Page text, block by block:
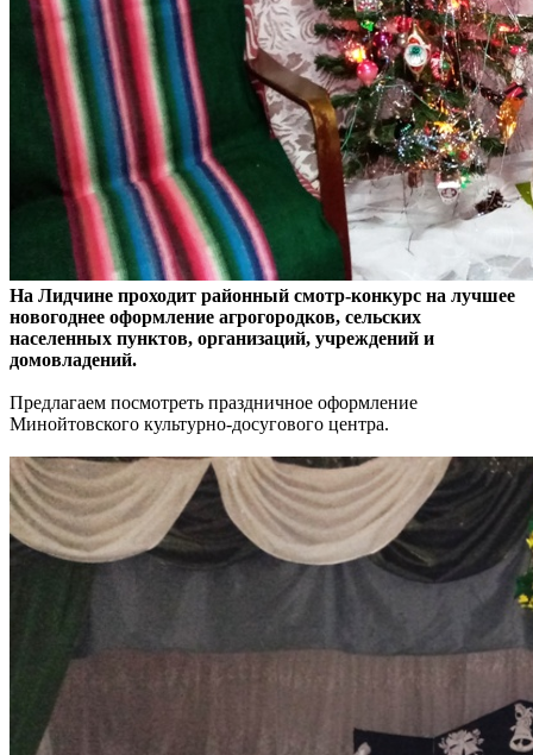
На Лидчине проходит районный смотр-конкурс на лучшее
новогоднее оформление агрогородков, сельских
населенных пунктов, организаций, учреждений и
домовладений.
Предлагаем посмотреть праздничное оформление
Минойтовского культурно-досугового центра.